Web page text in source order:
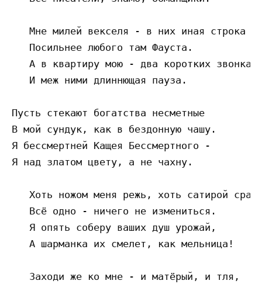
   Мне милей векселя - в них иная строка
   Посильнее любого там Фауста.
   А в квартиру мою - два коротких звонка
   И меж ними длиннющая пауза.
Пусть стекают богатства несметные
В мой сундук, как в бездонную чашу.
Я бессмертней Кащея Бессмертного -
Я над златом цвету, а не чахну.
Хоть ножом меня режь, хоть сатирой
   Всё одно - ничего не измениться.
   Я опять соберу ваших душ урожай,
   А шарманка их смелет, как мельница!
   Заходи же ко мне - и матёрый, и тля,